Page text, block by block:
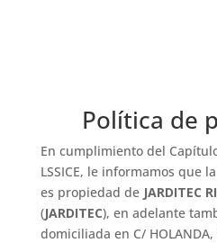
Política de
En cumplimiento del
LSSICE, le informamos que
es propiedad de JARDITEC
(JARDITEC), en adelante
domiciliada en C/ HOLANDA,